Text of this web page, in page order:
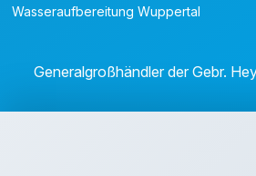
Wasseraufbereitung Wuppertal
Generalgroßhändler der Gebr.